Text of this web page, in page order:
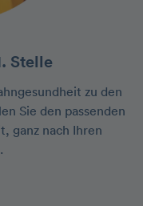
Stelle
zu den
Sie den passenden
ganz nach Ihren